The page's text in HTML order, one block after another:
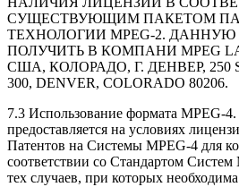
СУЩЕСТВУЮЩИМ ПАКЕТОМ
ТЕХНОЛОГИИ MPEG-2.
ПОЛУЧИТЬ В КОМПАНИ MPEG
США, КОЛОРАДО, Г. ДЕНВЕР, 250
300, DENVER, COLORADO 80206.
7.3 Использование формата MPEG-4
предоставляется на условиях
Патентов на Системы MPEG-4 для
соответствии со Стандартом Систем
тех случаев, при которых